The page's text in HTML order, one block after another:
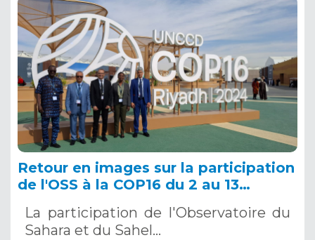
Retour en images sur la participation
de l'OSS à la COP16 du 2 au 13
Saoudite
La participation de l'Observatoire du
Sahara et du Sahel…